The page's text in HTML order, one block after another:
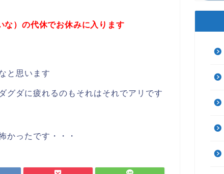
な）の代休でお休みに入ります
と思います
グダに疲れるのもそれはそれでアリです
かったです・・・